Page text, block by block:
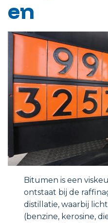
en
Bitumen is een
ontstaat bij de
distillatie, waarbij
(benzine, kerosine,